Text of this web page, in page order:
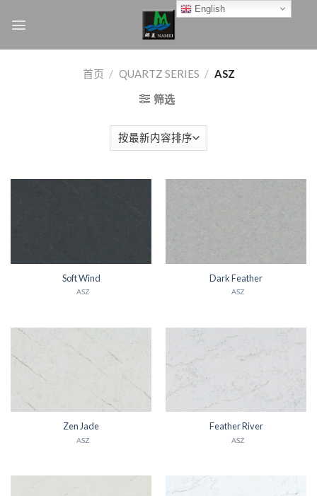
首页 / QUARTZ SERIES / ASZ
筛选
Soft Wind
ASZ
Dark Feather
ASZ
Zen Jade
ASZ
Feather River
ASZ
English